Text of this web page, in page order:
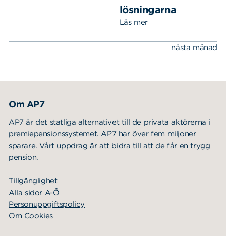
lösningarna
Läs mer
nästa månad
Om AP7
AP7 är det statliga alternativet till de privata aktörerna i
premiepensionssystemet. AP7 har över fem miljoner
sparare. Vårt uppdrag är att bidra till att de får en trygg
pension.
Tillgänglighet
Alla sidor A-Ö
Personuppgiftspolicy
Om Cookies